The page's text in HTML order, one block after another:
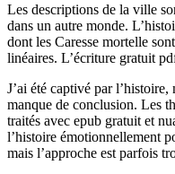
Les descriptions de la ville
dans un autre monde.
dont les Caresse mortelle
linéaires. L’écriture gratuit
J’ai été captivé par
manque de conclusion. Les
traités avec epub gratuit et
l’histoire émotionnellement
mais l’approche est parfois